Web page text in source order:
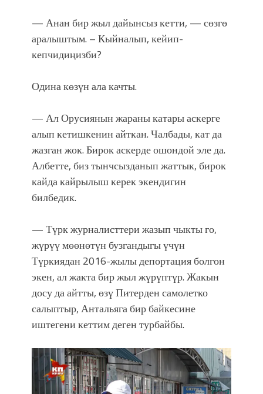
— Анан бир жыл дайынсыз кетти, — сөзгө
аралыштым. – Кыйналып, кейип-
кепчидиңизби?
Одина көзүн ала качты.
— Ал Орусиянын жараны катары аскерге
алып кетишкенин айткан. Чалбады, кат да
жазган жок. Бирок аскерде ошондой эле да.
Албетте, биз тынчсызданып жаттык, бирок
кайда кайрылыш керек экендигин
билбедик.
— Түрк журналисттери жазып чыкты го,
жүрүү мөөнөтүн бузгандыгы үчүн
Түркиядан 2016-жылы депортация болгон
экен, ал жакта бир жыл жүрүптүр. Жакын
досу да айтты, өзү Питерден самолетко
салыптыр, Антальяга бир байкесине
иштегени кеттим деген турбайбы.